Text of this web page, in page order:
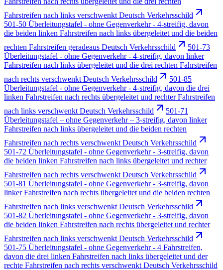
Fahrstreifen nach links verschwenkt Deutsch Verkehrsschild
501-50 Überleitungstafel - ohne Gegenverkehr - 4-streifig, davon
die beiden linken Fahrstreifen nach links übergeleitet und die beiden
rechten Fahrstreifen geradeaus Deutsch Verkehrsschild
501-73
Überleitungstafel - ohne Gegenverkehr - 4-streifig, davon linker
Fahrstreifen nach links übergeleitet und die drei rechten Fahrstreifen
nach rechts verschwenkt Deutsch Verkehrsschild
501-85
Überleitungstafel - ohne Gegenverkehr - 4-streifig, davon die drei
linken Fahrstreifen nach rechts übergeleitet und rechter Fahrstreifen
nach links verschwenkt Deutsch Verkehrsschild
501-71
Überleitungstafel – ohne Gegenverkehr – 3-streifig, davon linker
Fahrstreifen nach links übergeleitet und die beiden rechten
Fahrstreifen nach rechts verschwenkt Deutsch Verkehrsschild
501-72 Überleitungstafel - ohne Gegenverkehr - 3-streifig, davon
die beiden linken Fahrstreifen nach links übergeleitet und rechter
Fahrstreifen nach rechts verschwenkt Deutsch Verkehrsschild
501-81 Überleitungstafel - ohne Gegenverkehr - 3-streifig, davon
linker Fahrstreifen nach rechts übergeleitet und die beiden rechten
Fahrstreifen nach links verschwenkt Deutsch Verkehrsschild
501-82 Überleitungstafel - ohne Gegenverkehr - 3-streifig, davon
die beiden linken Fahrstreifen nach rechts übergeleitet und rechter
Fahrstreifen nach links verschwenkt Deutsch Verkehrsschild
501-75 Überleitungstafel - ohne Gegenverkehr - 4 Fahrstreifen,
davon die drei linken Fahrstreifen nach links übergeleitet und der
rechte Fahrstreifen nach rechts verschwenkt Deutsch Verkehrsschild